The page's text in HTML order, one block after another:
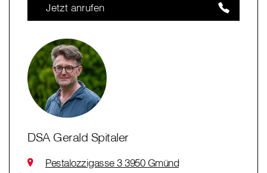
Jetzt anrufen
DSA Gerald Spitaler
Pestalozzigasse 3 3950 Gmünd